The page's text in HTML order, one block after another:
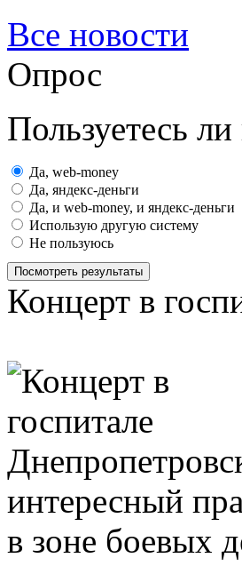
Все новости
Опрос
Пользуетесь
Да, web-money
Да, яндекс-деньги
Да, и web-money, и яндекс-деньги
Использую другую систему
Не пользуюсь
Посмотреть результаты
Концерт в
интересный
в зоне боевых